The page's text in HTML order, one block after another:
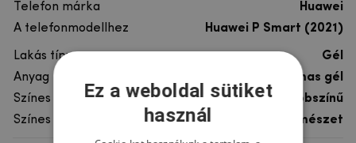
Telefon márka
Huawei
A telefonmodellhez
Huawei P Smart (2021)
Lakás típusa
Gél
Anyag
rugalmas gél
Színes
többszínű
Színes motívum
Természet
Ez a weboldal sütiket
használ